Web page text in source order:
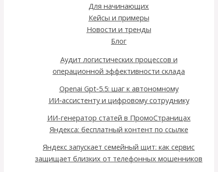
Для начинающих
Кейсы и примеры
Новости и тренды
Блог
Аудит логистических процессов и
операционной эффективности склада
Openai Gpt‑5.5: шаг к автономному
ИИ‑ассистенту и цифровому сотруднику
ИИ-генератор статей в ПромоСтраницах
Яндекса: бесплатный контент по ссылке
Яндекс запускает семейный щит: как сервис
защищает близких от телефонных мошенников